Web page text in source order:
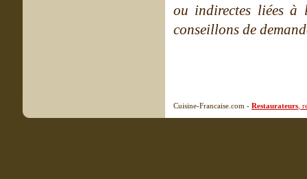
ou indirectes liées à
conseillons de
Cuisine-Francaise.com - Restaurateurs ,